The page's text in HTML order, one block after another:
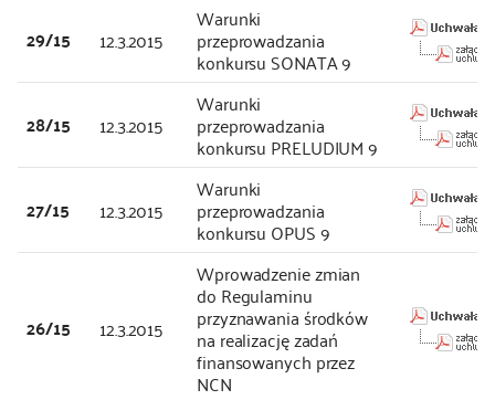
29/15 12.3.2015
Warunki
przeprowadzania
konkursu SONATA 9
28/15 12.3.2015
Warunki
przeprowadzania
konkursu PRELUDIUM 9
27/15 12.3.2015
Warunki
przeprowadzania
konkursu OPUS 9
26/15 12.3.2015
Wprowadzenie zmian
do Regulaminu
przyznawania środków
na realizację zadań
finansowanych przez
NCN